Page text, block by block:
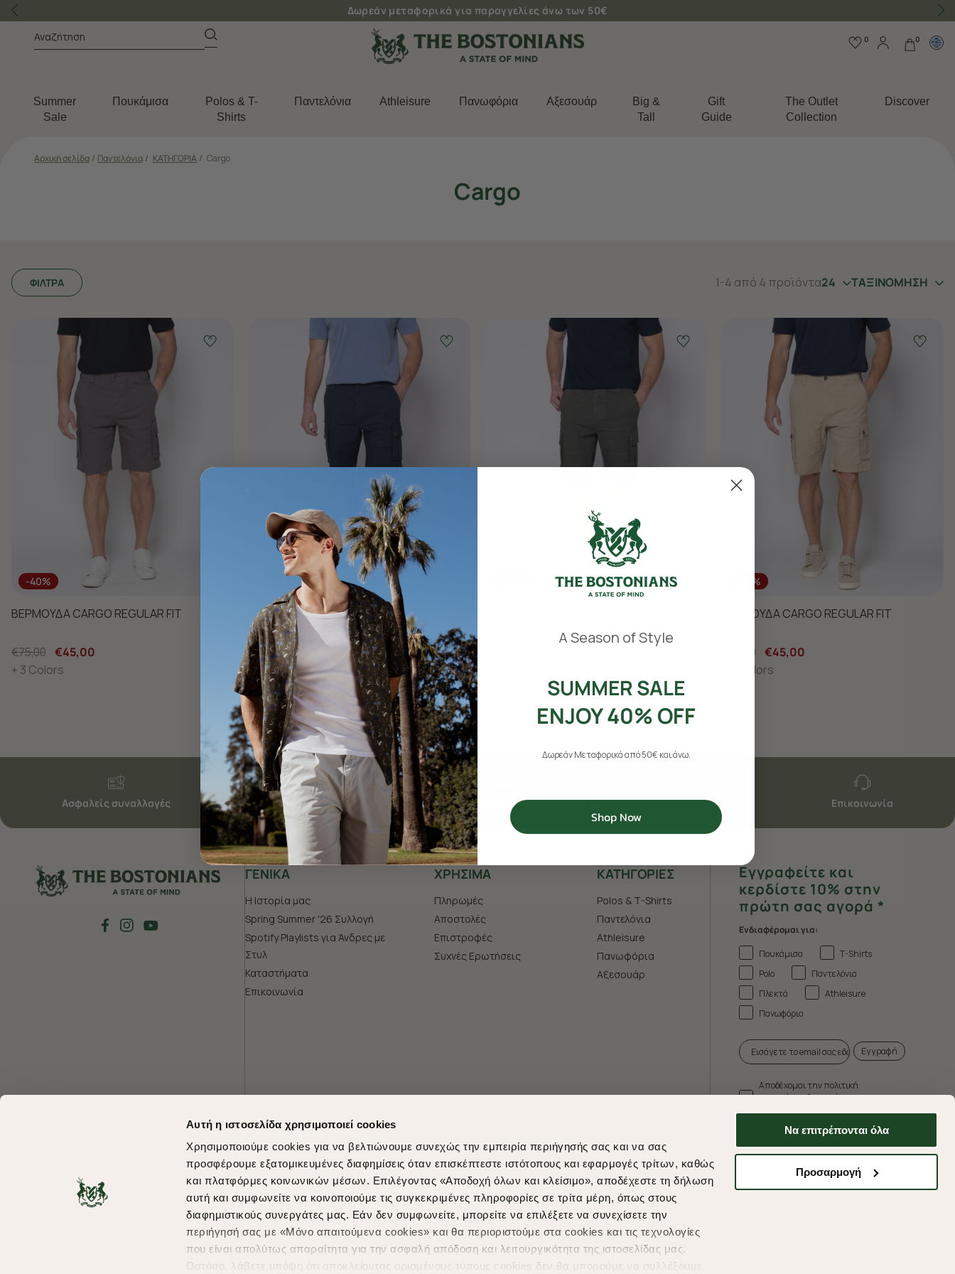
Αυτή η ιστοσελίδα χρησιμοποιεί cookies
Χρησιμοποιούμε cookies για να βελτιώνουμε συνεχώς την εμπειρία περιήγησής σας και να σας
προσφέρουμε εξατομικευμένες διαφημίσεις όταν επισκέπτεστε ιστότοπους και εφαρμογές τρίτων, καθώς
και πλατφόρμες κοινωνικών μέσων. Επιλέγοντας «Αποδοχή όλων και κλείσιμο», αποδέχεστε τη δήλωση
αυτή και συμφωνείτε να κοινοποιούμε τις συγκεκριμένες πληροφορίες σε τρίτα μέρη, όπως στους
διαφημιστικούς συνεργάτες μας. Εάν δεν συμφωνείτε, μπορείτε να επιλέξετε να συνεχίσετε την
περιήγησή σας με «Μόνο απαιτούμενα cookies» και θα περιοριστούμε στα cookies και τις τεχνολογίες
που είναι απολύτως απαραίτητα για την ασφαλή απόδοση και λειτουργικότητα της ιστοσελίδας μας.
Ωστόσο, λάβετε υπόψη ότι αποκλείοντας ορισμένους τύπους cookies δεν θα μπορούμε να συλλέξουμε
Να επιτρέπονται όλα
Προσαρμογή
Δωρεάν μεταφορικά για παραγγελίες άνω των 50€
0 0
Summer
Sale
Πουκάμισα
Polos & T-
Shirts
Παντελόνια Athleisure Πανωφόρια Aξεσουάρ
Big &
Tall
Gift
Guide
The Outlet
Collection
Discover
Αρχική σελίδα / Παντελόνια / ΚΑΤΗΓΟΡΙΑ / Cargo
Cargo
ΦΙΛΤΡΑ 1-4 από 4 προϊόντα24 ΤΑΞΙΝΟΜΗΣΗ
-40%
ΒΕΡΜΟΥΔΑ CARGO REGULAR FIT
€75,00 €45,00
+ 3 Colors
-40%
ΒΕΡΜΟΥΔΑ CARGO REGULAR FIT
€75,00 €45,00
+ 3 Colors
-40%
ΒΕΡΜΟΥΔΑ CARGO REGULAR FIT
€75,00 €45,00
+ 3 Colors
Ασφαλείς συναλλαγές Δωρεάν αποστολές για αγορές άνω των 50€ Επικοινωνία
ΓΕΝΙΚΑ
Η Ιστορία μας
Spring Summer '26 Συλλογή
Spotify Playlists για Άνδρες με
Στυλ
Καταστήματα
Επικοινωνία
ΧΡHΣΙΜΑ
Πληρωμές
Αποστολές
Επιστροφές
Συχνές Ερωτήσεις
ΚΑΤΗΓΟΡΙΕΣ
Polos & T-Shirts
Παντελόνια
Athleisure
Πανωφόρια
Aξεσουάρ
Εγγραφείτε και
κερδίστε 10% στην
πρώτη σας αγορά *
Ενδιαφέρομαι για:
Πουκάμισα
T-Shirts
Polo
Παντελόνια
Πλεκτά
Athleisure
Πανωφόρια
Εγγραφή
Αποδέχομαι την πολιτική
απορρήτου & τους όρους
* Δεν συνδυάζεται με άλλες προωθητικές
ενέργειες.
Shopping in secure with Shipping Methods
A Season of Style
SUMMER SALE
ENJOY 40% OFF
Δωρεάν Μεταφορικά από 50€ και άνω.
Shop Now